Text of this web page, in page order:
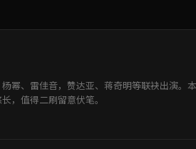
幂、雷佳音，赞达亚、蒋奇明等联袂出演。
，值得二刷留意伏笔。